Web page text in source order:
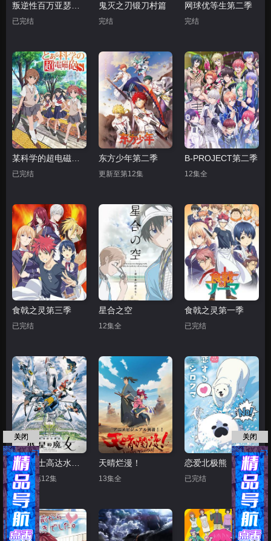
叛逆性百万亚瑟王第一季
已完结
鬼灭之刃锻刀村篇
完结
网球优等生第二季
完结
已完结
东方少年第二季
更新至第12集
B-PROJECT第二季
12集全
食戟之灵第三季
已完结
星合之空
12集全
食戟之灵第一季
已完结
更新至第12集
天晴烂漫！
13集全
恋爱北极熊
已完结
关闭 关闭